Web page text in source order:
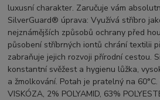
luxusní charakter. Zaručuje vám
SilverGuard® úprava: Využívá stříbro
nejznámějších způsobů ochrany před
působení stříbrných iontů chrání textilii
zabraňuje jejich rozvoji přírodní cestou.
konstantní svěžest a hygienu lůžka,
a žmolkování. Potah je pratelný na
VISKÓZA, 2% POLYAMID, 63%